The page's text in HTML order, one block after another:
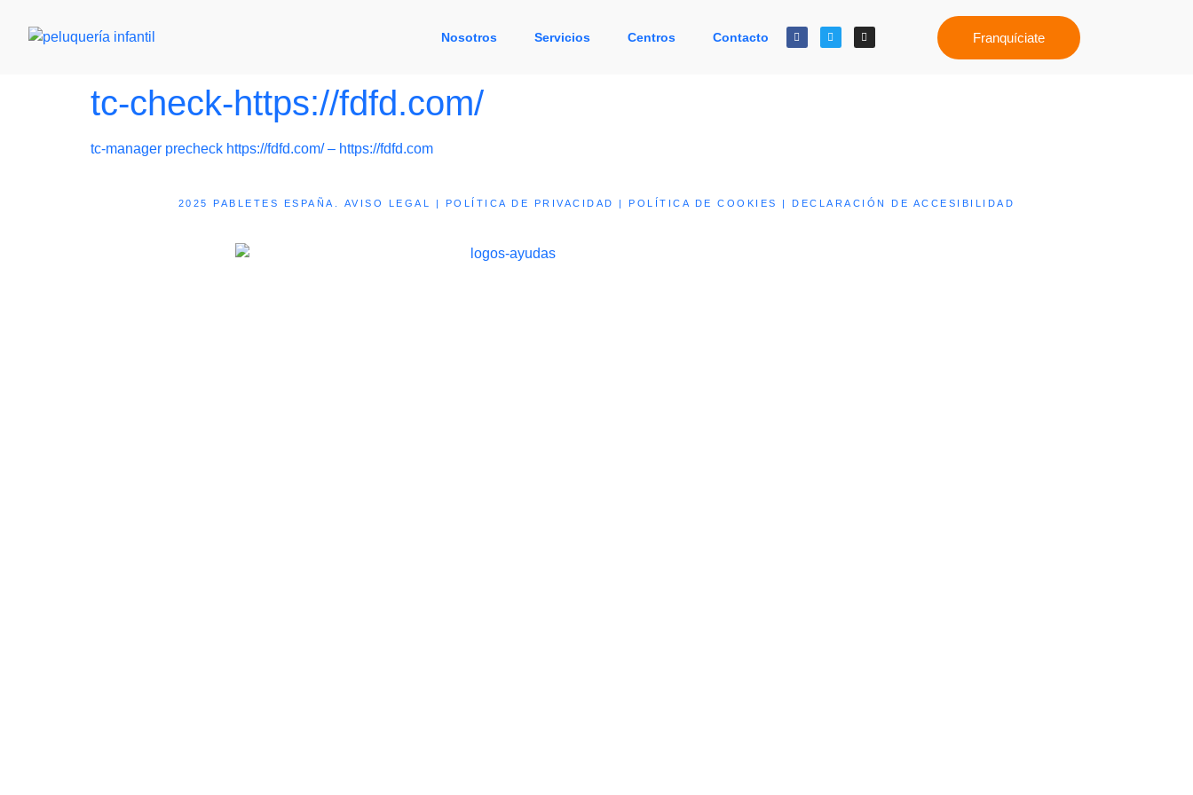
Nosotros Servicios Centros Contacto Franquíciate
tc-check-https://fdfd.com/
tc-manager precheck https://fdfd.com/ – https://fdfd.com
2025 PABLETES ESPAÑA. AVISO LEGAL | POLÍTICA DE PRIVACIDAD | POLÍTICA DE COOKIES | DECLARACIÓN DE ACCESIBILIDAD